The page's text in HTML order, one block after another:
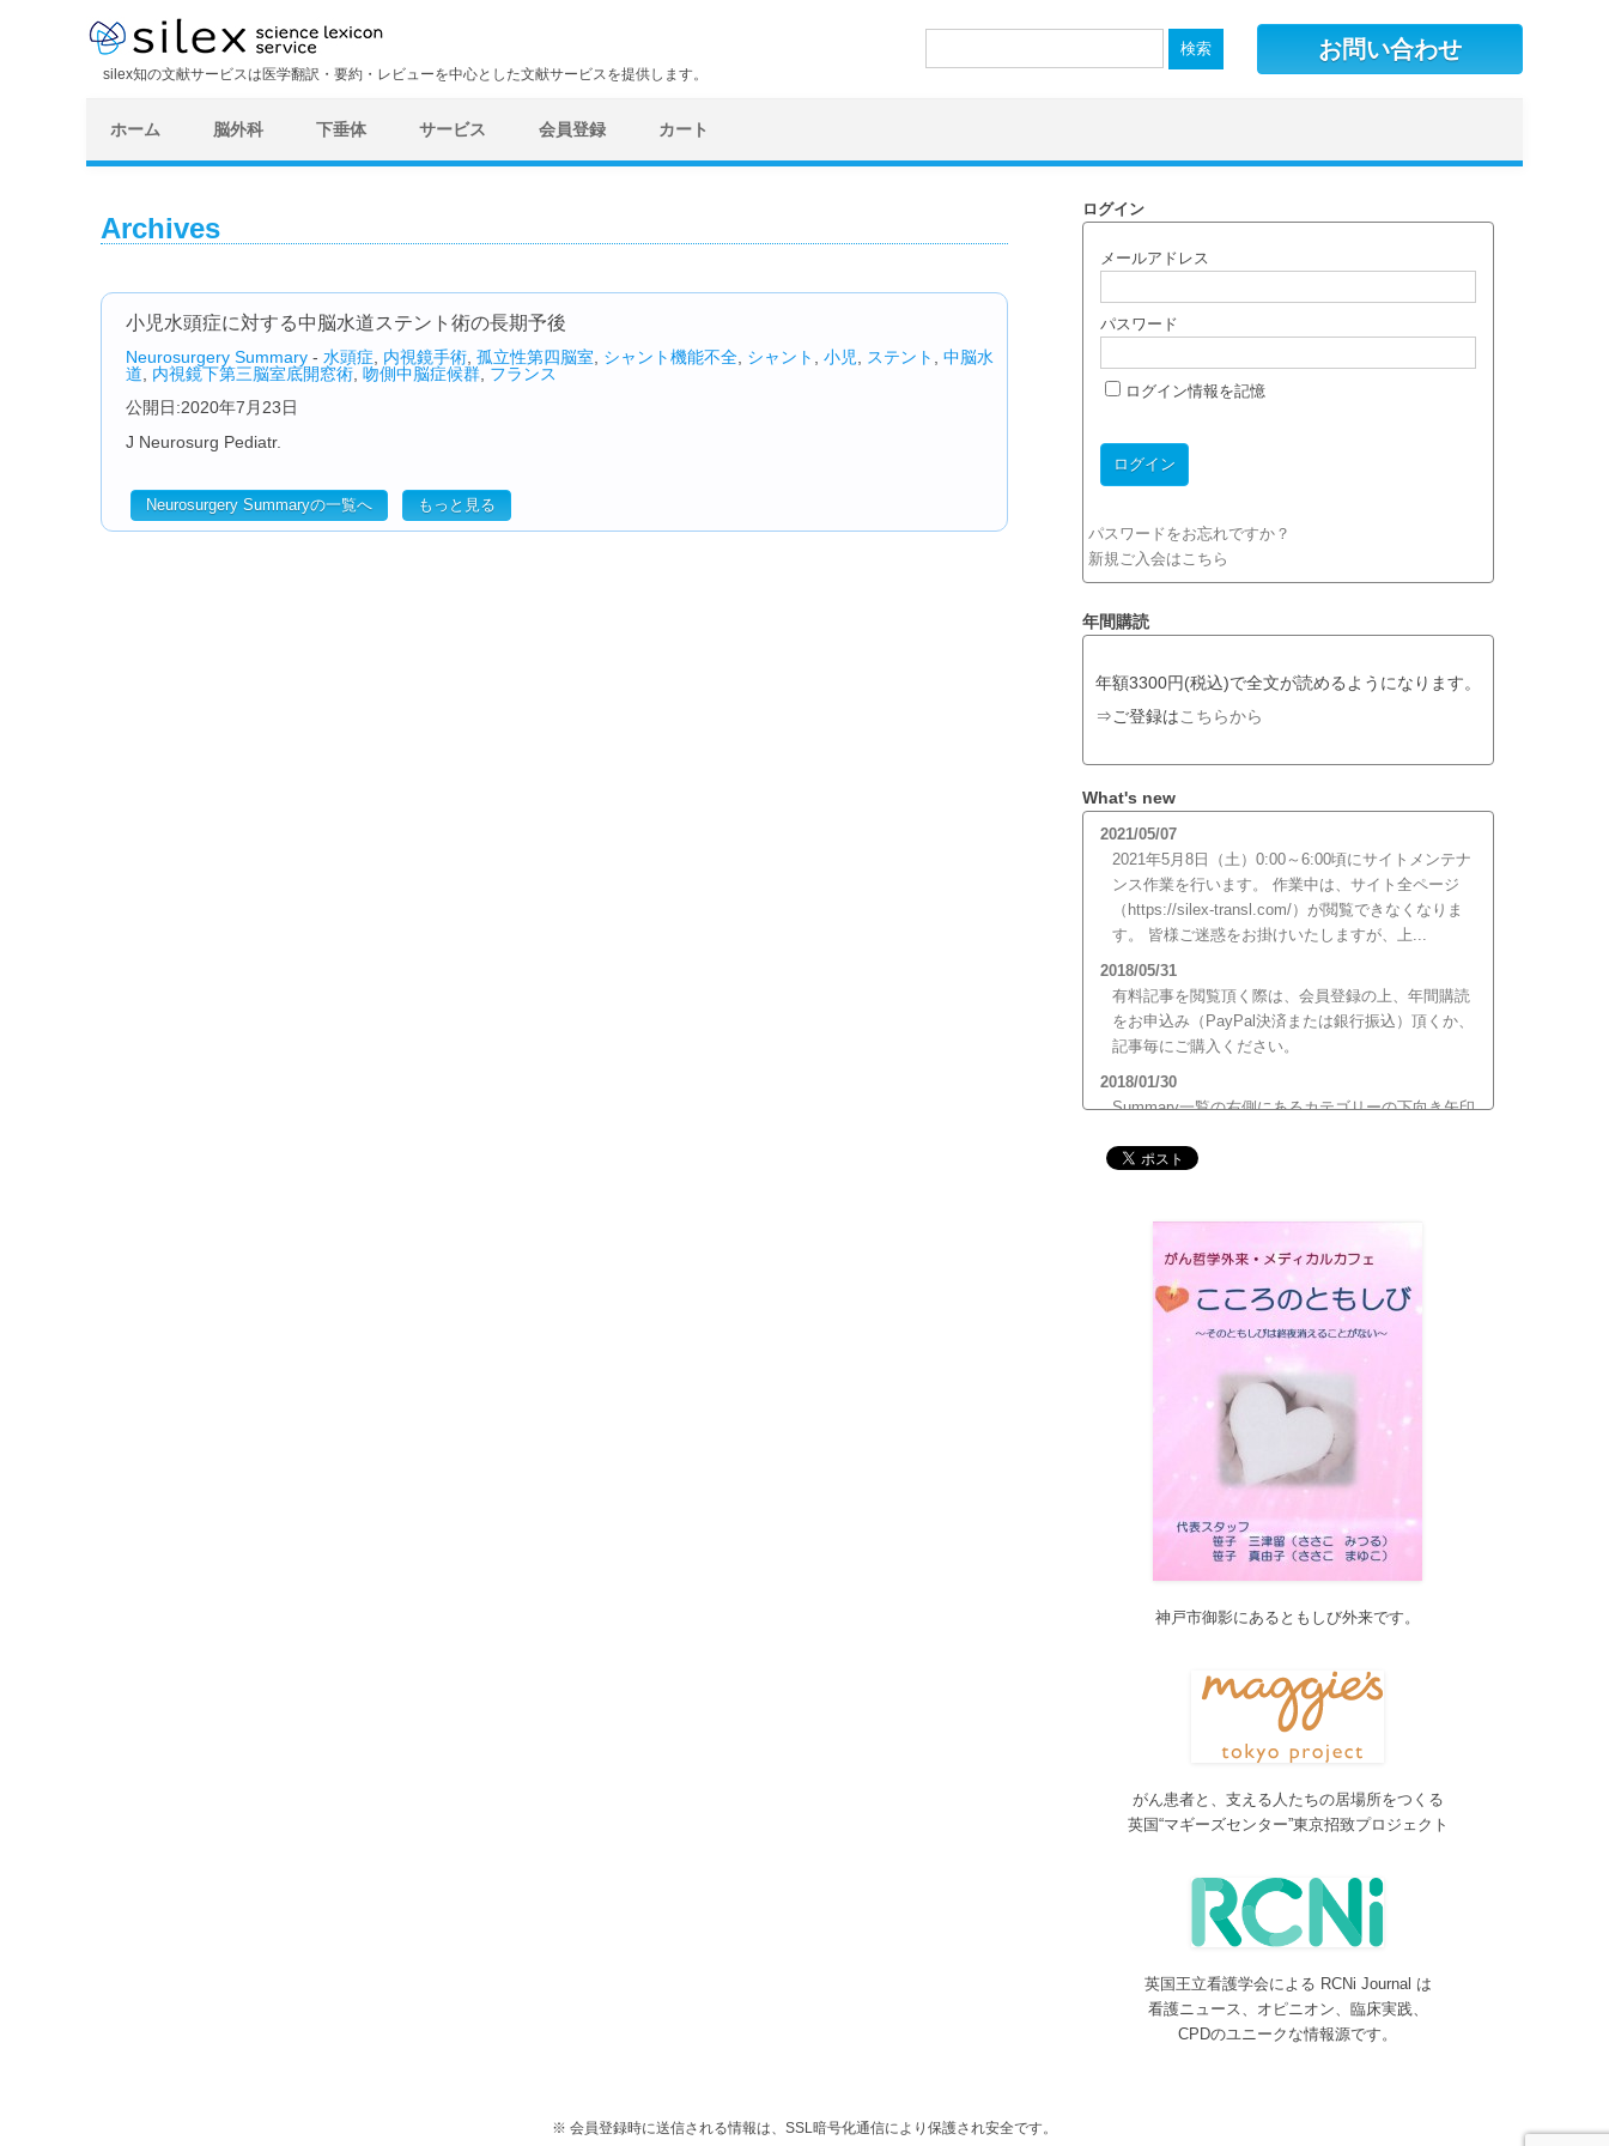
silex知の文献サービスは医学翻訳・要約・レビューを中心とした文献サービスを提供します。
検
お問い合わせ
ホーム 脳外科 下垂体 サービス 会員登録 カート
Archives
小児水頭症に対する中脳水道ステント術の長期予後
Neurosurgery Summary - 水頭症 内視鏡手術 孤立性第四脳室 シャント機能不全 シャント 小児 ステント
中脳水
道
内視鏡下第三脳室底開窓術 吻側中脳症候群 フランス
公開日:2020年7月23日
J Neurosurg Pediatr.
Neurosurgery Summaryの一覧へ もっと見る
ログイン
メールアドレス
パスワード
ログイン情報を記憶
パスワードをお忘れですか？
新規ご入会はこちら
年間購読
年額3300円(税込)で全文が読めるようになります。
⇒ご登録は こちらから
What's new
2021/05/07
2021年5月8日（土）0:00～6:00頃にサイトメンテナ
ンス作業を行います。 作業中は、サイト全ページ
（https://silex-transl.com/）が閲覧できなくなりま
す。 皆様ご迷惑をお掛けいたしますが、上...
2018/05/31
有料記事を閲覧頂く際は、会員登録の上、年間購読
をお申込み（PayPal決済または銀行振込）頂くか、
記事毎にご購入ください。
2018/01/30
Summary一覧の右側にあるカテゴリーの下向き矢印
ご覧頂きたいサブカテゴリーをクリックするとサブ
12月21日（木）22:00～翌22日（金）10:00頃にサイ
トメンテナンス作業を行います。 作業中は、サイト
全ページ（https://silex-transl.com/）が閲覧できな
くなります。 皆様ご迷惑をお掛けいた...
11月1日をもって組織を合同会社に改め、Silex
Press合同会社を設立いたしました。
Global Health Review食は「地中海的」に?
しました。
サービス内容のページに「医の知の共有」を追加し
め、一部カテゴリーが表示されなくなります。ご迷
惑をおかけしますが、何卒ご理解いただけますよう
お願いいたします。
Neurosurgery Summary・Pituitary Summaryにおい
て、分類を追加しました。各一覧の右側の「カテゴ
脳神経外科関連論文をエキスパートが海外誌から厳
選し日本語で紹介するNeurosurgery Summaryを公
2016/08/08
間脳下垂体を中心とした論文をエキスパートが海外
誌から厳選し日本語で紹介するPituitary Summaryを
神戸市御影にあるともしび外来です。
がん患者と、支える人たちの居場所をつくる
英国“マギーズセンター”東京招致プロジェクト
英国王立看護学会による RCNi Journal は
看護ニュース、オピニオン、臨床実践、
CPDのユニークな情報源です。
会員登録時に送信される情報は、SSL暗号化通信により保護され安全です。